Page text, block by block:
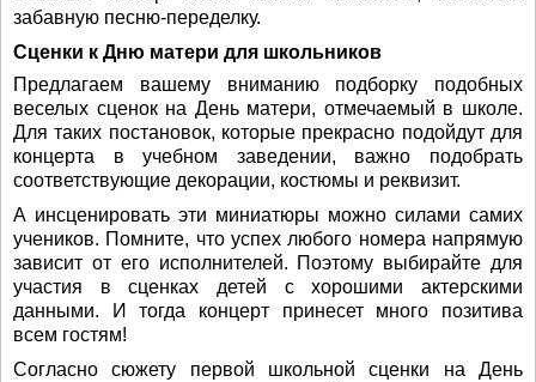
забавную песню-переделку.
Сценки к Дню матери для школьников
Предлагаем вашему вниманию подборку подобных
веселых сценок на День матери, отмечаемый в школе.
Для таких постановок, которые прекрасно подойдут для
концерта в учебном заведении, важно подобрать
соответствующие декорации, костюмы и реквизит.
А инсценировать эти миниатюры можно силами самих
учеников. Помните, что успех любого номера напрямую
зависит от его исполнителей. Поэтому выбирайте для
участия в сценках детей с хорошими актерскими
данными. И тогда концерт принесет много позитива
всем гостям!
Согласно сюжету первой школьной сценки на День